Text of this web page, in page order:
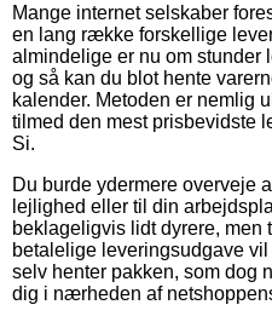
Mange internet selskaber
en lang række forskellige
almindelige er nu om stunder
og så kan du blot hente
kalender. Metoden er nemlig
tilmed den mest prisbevidste
Si.
Du burde ydermere overveje
lejlighed eller til din
beklageligvis lidt dyrere, men
betalelige leveringsudgave
selv henter pakken, som dog
dig i nærheden af